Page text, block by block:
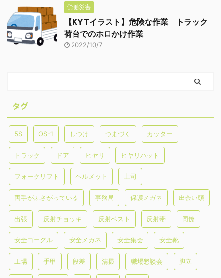
労働災害
【KYTイラスト】危険な作業 トラック
荷台でのホロかけ作業
2022/10/7
タグ
5S OS-1 しつけ つまづく カッター
トラック ドア ヒヤリ ヒヤリハット
フォークリフト ヘルメット 上司
両手がふさがっている 事務局 保護メガネ 出会い頭
出張 反射チョッキ 反射ベスト 反射帯 同僚
安全ゴーグル 安全メガネ 安全集会 安全靴
工場 手甲 段差 清掃 職場懇談会 脚立